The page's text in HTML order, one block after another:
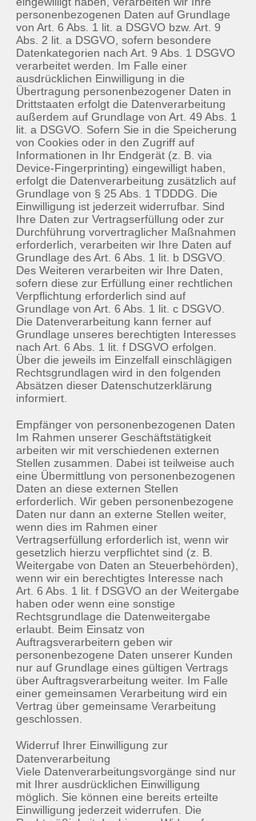
personenbezogenen Daten auf Grundlage
von Art. 6 Abs. 1 lit. a DSGVO bzw. Art. 9
Abs. 2 lit. a DSGVO, sofern besondere
Datenkategorien nach Art. 9 Abs. 1 DSGVO
verarbeitet werden. Im Falle einer
ausdrücklichen Einwilligung in die
Übertragung personenbezogener Daten in
Drittstaaten erfolgt die Datenverarbeitung
außerdem auf Grundlage von Art. 49 Abs. 1
lit. a DSGVO. Sofern Sie in die Speicherung
von Cookies oder in den Zugriff auf
Informationen in Ihr Endgerät (z. B. via
Device-Fingerprinting) eingewilligt haben,
erfolgt die Datenverarbeitung zusätzlich auf
Grundlage von § 25 Abs. 1 TDDDG. Die
Einwilligung ist jederzeit widerrufbar. Sind
Ihre Daten zur Vertragserfüllung oder zur
Durchführung vorvertraglicher Maßnahmen
erforderlich, verarbeiten wir Ihre Daten auf
Grundlage des Art. 6 Abs. 1 lit. b DSGVO.
Des Weiteren verarbeiten wir Ihre Daten,
sofern diese zur Erfüllung einer rechtlichen
Verpflichtung erforderlich sind auf
Grundlage von Art. 6 Abs. 1 lit. c DSGVO.
Die Datenverarbeitung kann ferner auf
Grundlage unseres berechtigten Interesses
nach Art. 6 Abs. 1 lit. f DSGVO erfolgen.
Über die jeweils im Einzelfall einschlägigen
Rechtsgrundlagen wird in den folgenden
Absätzen dieser Datenschutzerklärung
informiert.
Empfänger von personenbezogenen Daten
Im Rahmen unserer Geschäftstätigkeit
arbeiten wir mit verschiedenen externen
Stellen zusammen. Dabei ist teilweise auch
eine Übermittlung von personenbezogenen
Daten an diese externen Stellen
erforderlich. Wir geben personenbezogene
Daten nur dann an externe Stellen weiter,
wenn dies im Rahmen einer
Vertragserfüllung erforderlich ist, wenn wir
gesetzlich hierzu verpflichtet sind (z. B.
Weitergabe von Daten an Steuerbehörden),
wenn wir ein berechtigtes Interesse nach
Art. 6 Abs. 1 lit. f DSGVO an der Weitergabe
haben oder wenn eine sonstige
Rechtsgrundlage die Datenweitergabe
erlaubt. Beim Einsatz von
Auftragsverarbeitern geben wir
personenbezogene Daten unserer Kunden
nur auf Grundlage eines gültigen Vertrags
über Auftragsverarbeitung weiter. Im Falle
einer gemeinsamen Verarbeitung wird ein
Vertrag über gemeinsame Verarbeitung
geschlossen.
Widerruf Ihrer Einwilligung zur
Datenverarbeitung
Viele Datenverarbeitungsvorgänge sind nur
mit Ihrer ausdrücklichen Einwilligung
möglich. Sie können eine bereits erteilte
Einwilligung jederzeit widerrufen. Die